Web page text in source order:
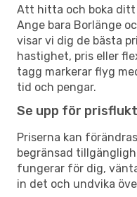
Att hitta och boka ditt
Ange bara Borlänge
visar vi dig de bästa
hastighet, pris eller
tagg markerar flyg
tid och pengar.
Se upp för
Priserna kan
begränsad
fungerar för dig,
in det och undvika